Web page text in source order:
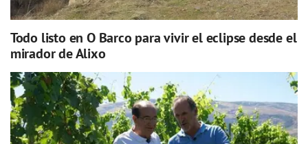
Todo listo en O Barco para vivir el eclipse desde el
mirador de Alixo